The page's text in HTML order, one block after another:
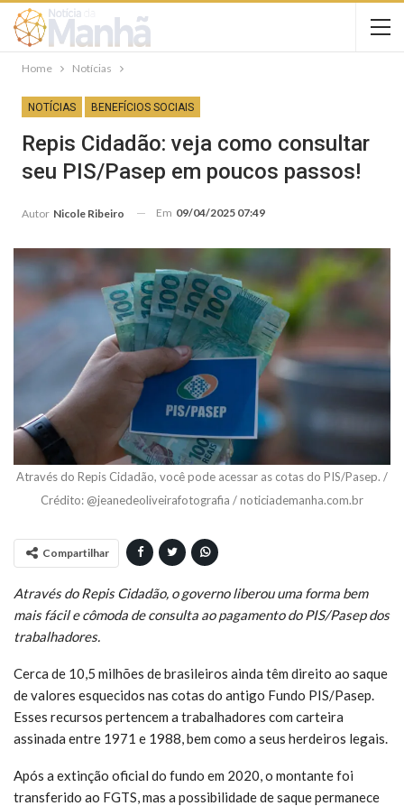
Home Notícias
NOTÍCIAS BENEFÍCIOS SOCIAIS
Repis Cidadão: veja como consultar
seu PIS/Pasep em poucos passos!
Autor Nicole Ribeiro Em 09/04/2025 07:49
Através do Repis Cidadão, você pode acessar as cotas do PIS/Pasep. /
Crédito: @jeanedeoliveirafotografia / noticiademanha.com.br
Compartilhar
Através do Repis Cidadão, o governo liberou uma forma bem
mais fácil e cômoda de consulta ao pagamento do PIS/Pasep dos
trabalhadores.
Cerca de 10,5 milhões de brasileiros ainda têm direito ao saque
de valores esquecidos nas cotas do antigo Fundo PIS/Pasep.
Esses recursos pertencem a trabalhadores com carteira
assinada entre 1971 e 1988, bem como a seus herdeiros legais.
Após a extinção oficial do fundo em 2020, o montante foi
transferido ao FGTS, mas a possibilidade de saque permanece